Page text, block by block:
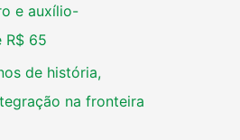
e auxílio-
R$ 65
de história,
na fronteira